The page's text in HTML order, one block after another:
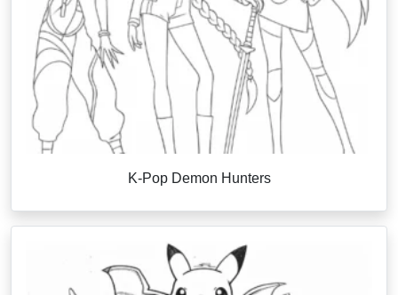
K-Pop Demon Hunters